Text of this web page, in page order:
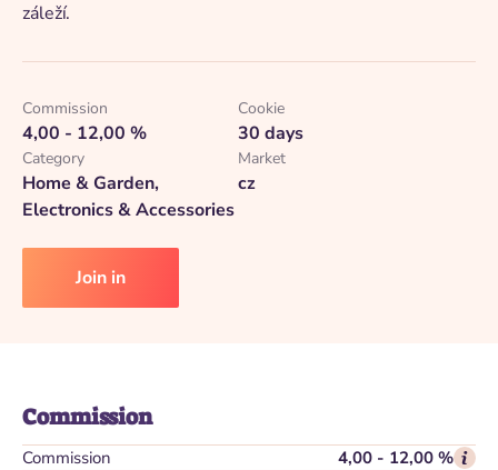
záleží.
Commission
4,00 - 12,00 %
Cookie
30 days
Category
Home & Garden,
Electronics & Accessories
Market
cz
Join in
Commission
Commission 4,00 - 12,00 %